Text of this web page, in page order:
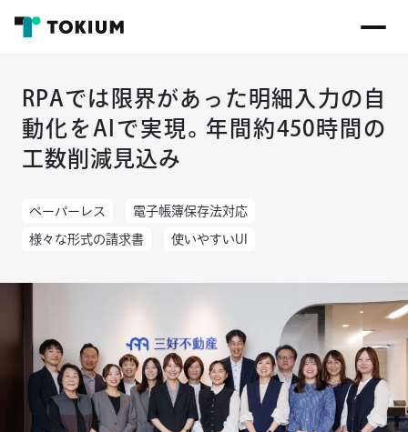
RPAでは限界があった明細入力の自
動化をAIで実現。年間約450時間の
工数削減見込み
ペーパーレス 電子帳簿保存法対応
様々な形式の請求書 使いやすいUI